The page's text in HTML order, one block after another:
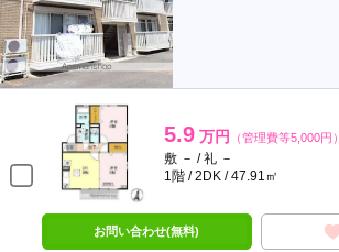
5.9 万円 （管理費等5,000円）
敷 － / 礼 －
1階 / 2DK / 47.91㎡
お問い合わせ(無料)